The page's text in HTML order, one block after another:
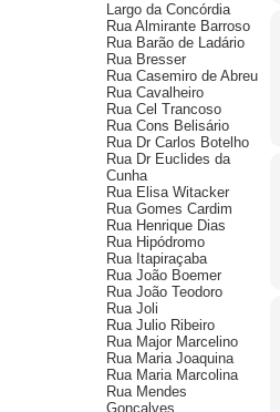
Largo da Concórdia
Rua Almirante Barroso
Rua Barão de Ladário
Rua Bresser
Rua Casemiro de Abreu
Rua Cavalheiro
Rua Cel Trancoso
Rua Cons Belisário
Rua Dr Carlos Botelho
Rua Dr Euclides da
Cunha
Rua Elisa Witacker
Rua Gomes Cardim
Rua Henrique Dias
Rua Hipódromo
Rua Itapiraçaba
Rua João Boemer
Rua João Teodoro
Rua Joli
Rua Julio Ribeiro
Rua Major Marcelino
Rua Maria Joaquina
Rua Maria Marcolina
Rua Mendes
Gonçalves